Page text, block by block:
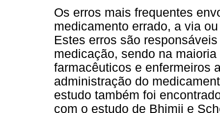
Os erros mais frequentes
medicamento errado, a via
Estes erros são
medicação, sendo na
farmacêuticos e enfermeiros
administração do
estudo também foi
com o estudo de Bhimji e